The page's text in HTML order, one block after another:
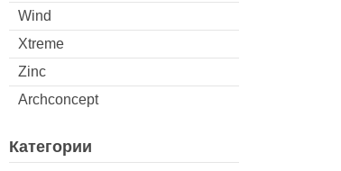
Wind
Xtreme
Zinc
Archconcept
Категории